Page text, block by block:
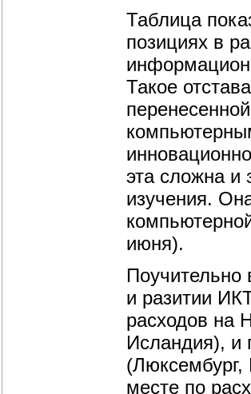
Таблица
позициях в
Такое
эта сложна и
изучения.
июня).
Поучительно
и разитии
расходов
Исландия), и
месте по